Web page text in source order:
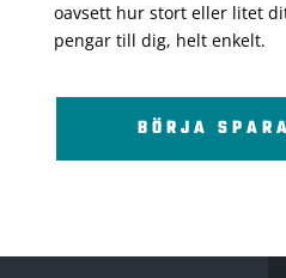
oavsett hur stort eller litet
pengar till dig, helt enkelt.
BÖRJA